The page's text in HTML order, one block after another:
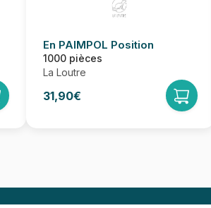
En PAIMPOL Position
1000 pièces
La Loutre
31,90€